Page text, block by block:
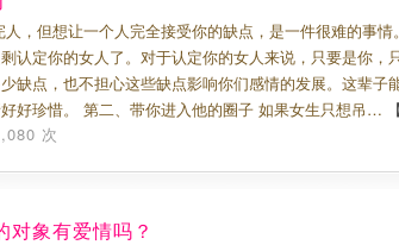
，但想让一个人完全接受你的缺点，是一件很难的事
认定你的女人了。对于认定你的女人来说，只要是你，
缺点，也不担心这些缺点影响你们感情的发展。这辈子
好珍惜。 第二、带你进入他的圈子 如果女生只想吊…
次
对象有爱情吗？